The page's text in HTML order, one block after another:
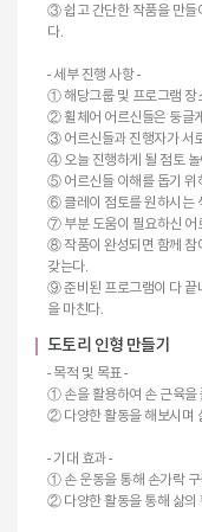
③ 쉽고 간단한 작품을 만들
다.
- 세부 진행 사항 -
① 해당그룹 및 프로그램 장
② 휠체어 어르신들은 둥글
③ 어르신들과 진행자가 서
④ 오늘 진행하게 될 점토
⑤ 어르신들 이해를 돕기 위
⑥ 클레이 점토를 원하시는
⑦ 부분 도움이 필요하신 어
⑧ 작품이 완성되면 함께 참
갖는다.
⑨ 준비된 프로그램이 다 끝
을 마친다.
도토리 인형 만들기
- 목적 및 목표 -
① 손을 활용하여 손 근육을
② 다양한 활동을 해보시며
- 기대 효과 -
① 손 운동을 통해 손가락 구
② 다양한 활동을 통해 삶의